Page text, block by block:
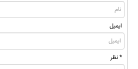
ایمیل
* نظر